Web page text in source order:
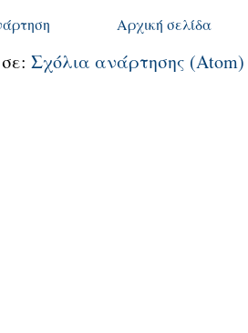
Αρχική σελίδα
Σχόλια ανάρτησης (Atom)